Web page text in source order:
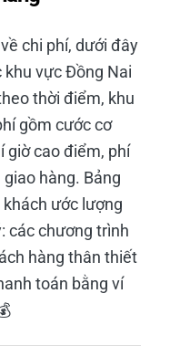
chi phí, dưới đây
khu vực Đồng Nai
thời điểm, khu
gồm cước cơ
giờ cao điểm, phí
hàng. Bảng
ước lượng
các chương trình
hàng thân thiết
toán bằng ví